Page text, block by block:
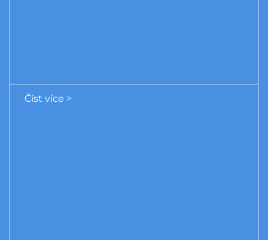
Číst více >